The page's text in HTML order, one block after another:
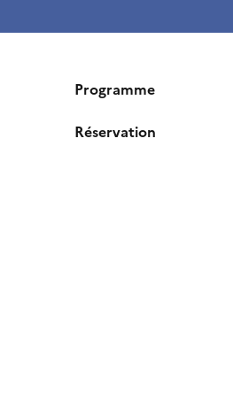
Programme
Réservation